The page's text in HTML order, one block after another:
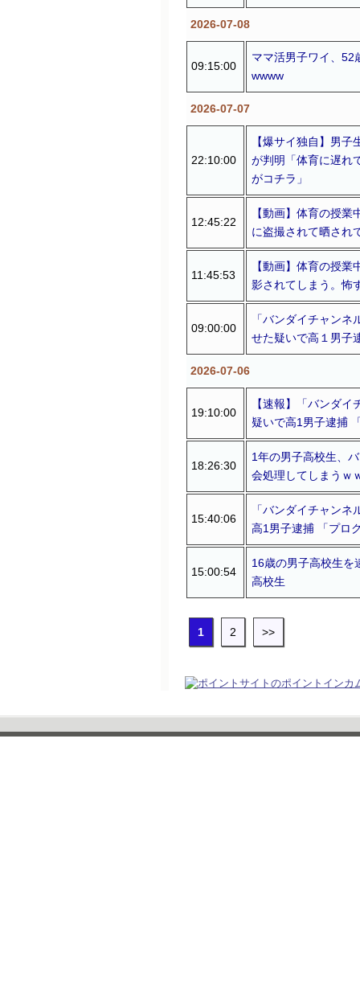
2026-07-08
09:15:00
ママ活男子ワイ、52
wwww
2026-07-07
22:10:00
【爆サイ独自】男
が判明「体育に遅れ
がコチラ」
12:45:22
【動画】体育の授
に盗撮されて晒され
11:45:53
【動画】体育の授
影されてしまう。
09:00:00
「バンダイチャン
せた疑いで高１男子
2026-07-06
19:10:00
【速報】「バンダ
疑いで高1男子逮捕
18:26:30
1年の男子高校生、
会処理してしまうｗ
15:40:06
「バンダイチャン
高1男子逮捕 「プロ
15:00:54
16歳の男子高校生
高校生
1 2 >>